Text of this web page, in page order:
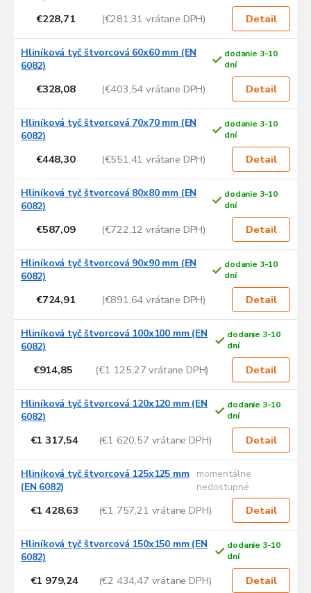
€228,71 (€281,31 vrátane DPH) Detail
Hliníková tyč štvorcová 60x60 mm (EN
6082)
dodanie 3-10
dní
€328,08 (€403,54 vrátane DPH) Detail
Hliníková tyč štvorcová 70x70 mm (EN
6082)
dodanie 3-10
dní
€448,30 (€551,41 vrátane DPH) Detail
Hliníková tyč štvorcová 80x80 mm (EN
6082)
dodanie 3-10
dní
€587,09 (€722,12 vrátane DPH) Detail
Hliníková tyč štvorcová 90x90 mm (EN
6082)
dodanie 3-10
dní
€724,91 (€891,64 vrátane DPH) Detail
Hliníková tyč štvorcová 100x100 mm (EN
6082)
dodanie 3-10
dní
€914,85 (€1 125,27 vrátane DPH) Detail
Hliníková tyč štvorcová 120x120 mm (EN
6082)
dodanie 3-10
dní
€1 317,54 (€1 620,57 vrátane DPH) Detail
Hliníková tyč štvorcová 125x125 mm
(EN 6082)
momentálne
nedostupné
€1 428,63 (€1 757,21 vrátane DPH) Detail
Hliníková tyč štvorcová 150x150 mm (EN
6082)
dodanie 3-10
dní
€1 979,24 (€2 434,47 vrátane DPH) Detail